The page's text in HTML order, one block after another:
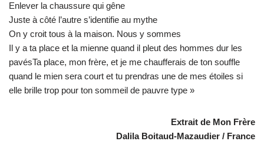
Enlever la chaussure qui gêne
Juste à côté l’autre s’identifie au mythe
On y croit tous à la maison. Nous y sommes
Il y a ta place et la mienne quand il pleut des hommes dur les
pavésTa place, mon frère, et je me chaufferais de ton souffle
quand le mien sera court et tu prendras une de mes étoiles si
elle brille trop pour ton sommeil de pauvre type »
Extrait de Mon Frère
Dalila Boitaud-Mazaudier / France